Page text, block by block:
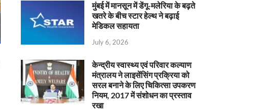
मुंबई में मानसून में डेंगू-मलेरिया के बढ़ते
खतरे के बीच स्टार हेल्थ ने बढ़ाई
मेडिकल सहायता
July 6, 2026
केन्‍द्रीय स्वास्थ्य एवं परिवार कल्याण
मंत्रालय ने लाइसेंसिंग प्रक्रिया को
सरल बनाने के लिए चिकित्सा उपकरण
नियम, 2017 में संशोधन का प्रस्ताव
रखा